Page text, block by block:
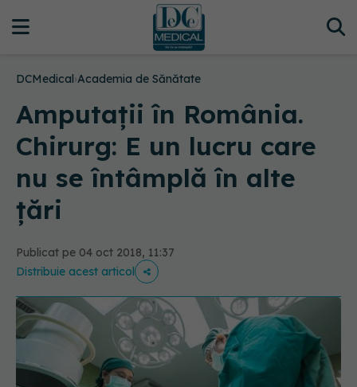
DCMedical›Academia de Sănătate
Amputații în România.
Chirurg: E un lucru care
nu se întâmplă în alte
țări
Publicat pe 04 oct 2018, 11:37
Distribuie acest articol